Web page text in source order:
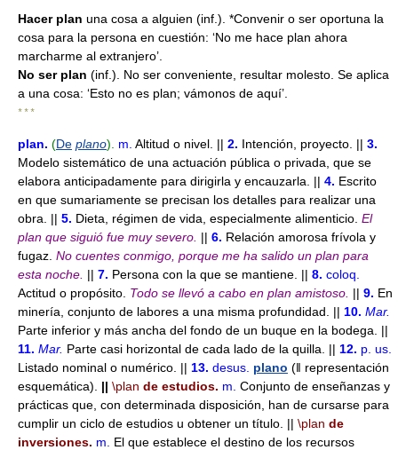
Hacer plan una cosa a alguien (inf.). *Convenir o ser oportuna la
cosa para la persona en cuestión: ‘No me hace plan ahora
marcharme al extranjero’.
No ser plan (inf.). No ser conveniente, resultar molesto. Se aplica
a una cosa: ‘Esto no es plan; vámonos de aquí’.
* * *
plan. (De plano). m. Altitud o nivel. || 2. Intención, proyecto. || 3.
Modelo sistemático de una actuación pública o privada, que se
elabora anticipadamente para dirigirla y encauzarla. || 4. Escrito
en que sumariamente se precisan los detalles para realizar una
obra. || 5. Dieta, régimen de vida, especialmente alimenticio. El
plan que siguió fue muy severo. || 6. Relación amorosa frívola y
fugaz. No cuentes conmigo, porque me ha salido un plan para
esta noche. || 7. Persona con la que se mantiene. || 8. coloq.
Actitud o propósito. Todo se llevó a cabo en plan amistoso. || 9. En
minería, conjunto de labores a una misma profundidad. || 10. Mar.
Parte inferior y más ancha del fondo de un buque en la bodega. ||
11. Mar. Parte casi horizontal de cada lado de la quilla. || 12. p. us.
Listado nominal o numérico. || 13. desus. plano (ǁ representación
esquemática). || \plan de estudios. m. Conjunto de enseñanzas y
prácticas que, con determinada disposición, han de cursarse para
cumplir un ciclo de estudios u obtener un título. || \plan de
inversiones. m.
El que establece el destino de los recursos